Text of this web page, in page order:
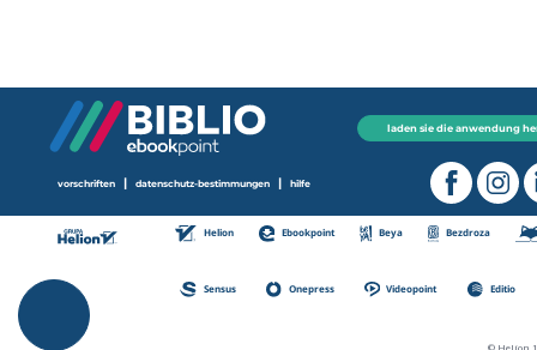
laden sie die anwendung
vorschriften | datenschutz-bestimmungen | hilfe
Helion Ebookpoint Beya Bezdroza
Sensus Onepress Videopoint Editio
© Helion